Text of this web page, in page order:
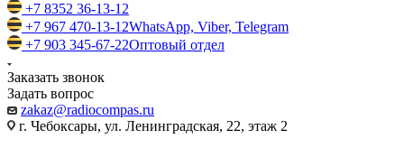
+7 8352 36-13-12
+7 967 470-13-12WhatsApp, Viber, Telegram
+7 903 345-67-22Оптовый отдел
Заказать звонок
Задать вопрос
zakaz@radiocompas.ru
г. Чебоксары, ул. Ленинградская, 22, этаж 2